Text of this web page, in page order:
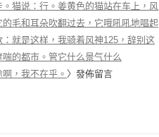
。猫说：行。姜黄色的猫站在车上，风
的毛和耳朵吹翻过去，它哦吼吼地唱起
：就是这样，我骑着风神125，辞别这
喘的都市。管它什么景气什么
啊，我不在乎。 〉發佈留言